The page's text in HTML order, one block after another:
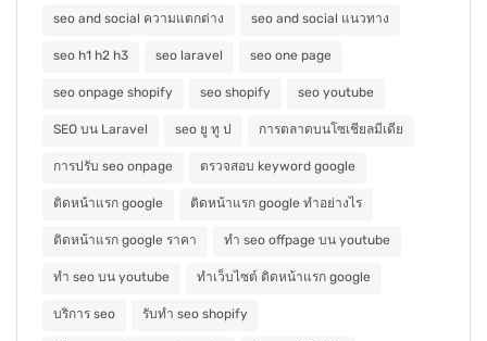
seo and social ความแตกต่าง seo and social แนวทาง
seo h1 h2 h3 seo laravel seo one page
seo onpage shopify seo shopify seo youtube
SEO บน Laravel seo ยู ทู ป การตลาดบนโซเชียลมีเดีย
การปรับ seo onpage ตรวจสอบ keyword google
ติดหน้าแรก google ติดหน้าแรก google ทำอย่างไร
ติดหน้าแรก google ราคา ทำ seo offpage บน youtube
ทำ seo บน youtube ทำเว็บไซต์ ติดหน้าแรก google
บริการ seo รับทำ seo shopify